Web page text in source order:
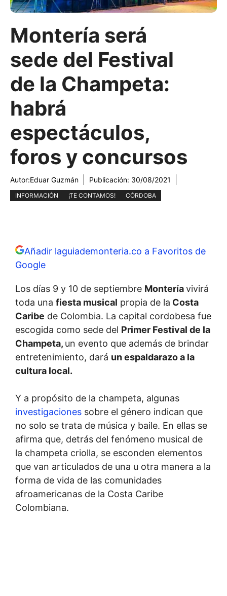
Montería será
sede del Festival
de la Champeta:
habrá
espectáculos,
foros y concursos
Autor:Eduar Guzmán Publicación: 30/08/2021
INFORMACIÓN ¡TE CONTAMOS! CÓRDOBA
Añadir laguiademonteria.co a Favoritos de
Google
Los días 9 y 10 de septiembre Monteríavivirá
toda una fiesta musical propia de la Costa
Caribe de Colombia. La capital cordobesa fue
escogida como sede del Primer Festival de la
Champeta, un evento que además de brindar
entretenimiento, dará un espaldarazo a la
cultura local.
Y a propósito de la champeta, algunas
investigaciones sobre el género indican que
no solo se trata de música y baile. En ellas se
afirma que, detrás del fenómeno musical de
la champeta criolla, se esconden elementos
que van articulados de una u otra manera a la
forma de vida de las comunidades
afroamericanas de la Costa Caribe
Colombiana.